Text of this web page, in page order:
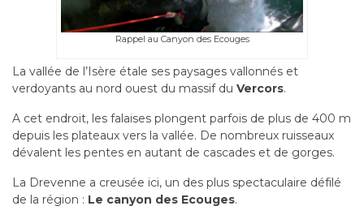
Rappel au Canyon des Ecouges
La vallée de l’Isère étale ses paysages vallonnés et
verdoyants au nord ouest du massif du Vercors.
A cet endroit, les falaises plongent parfois de plus de 400 m
depuis les plateaux vers la vallée. De nombreux ruisseaux
dévalent les pentes en autant de cascades et de gorges.
La Drevenne a creusée ici, un des plus spectaculaire défilé
de la région : Le canyon des Ecouges.